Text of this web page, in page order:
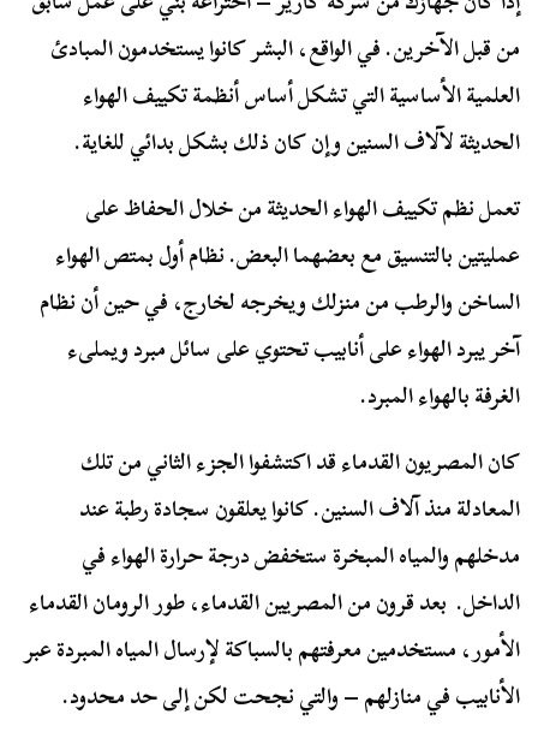
من قبل الآخرين. في الواقع، البشر كانوا يستخدمون المبادئ
العلمية الأساسية التي تشكل أساس أنظمة تكييف الهواء
الحديثة لآلاف السنين وإن كان ذلك بشكل بدائي للغاية.
تعمل نظم تكييف الهواء الحديثة من خلال الحفاظ على
عمليتين بالتنسيق مع بعضهما البعض. نظام أول بمتص الهواء
الساخن والرطب من منزلك ويخرجه لخارج، في حين أن نظام
آخر يبرد الهواء على أنابيب تحتوي على سائل مبرد ويملىء
الغرفة بالهواء المبرد.
كان المصريون القدماء قد اكتشفوا الجزء الثاني من تلك
المعادلة منذ آلاف السنين. كانوا يعلقون سجادة رطبة عند
مدخلهم والمياه المبخرة ستخفض درجة حرارة الهواء في
الداخل. بعد قرون من المصريين القدماء، طور الرومان القدماء
الأمور، مستخدمين معرفتهم بالسباكة لإرسال المياه المبردة عبر
الأنابيب في منازلهم – والتي نجحت لكن إلى حد محدود.